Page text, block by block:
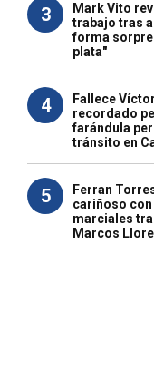
3
Mark Vito
trabajo tras
forma
plata"
4
Fallece
recordado
farándula
tránsito en
5
Ferran
cariñoso
marciales
Marcos